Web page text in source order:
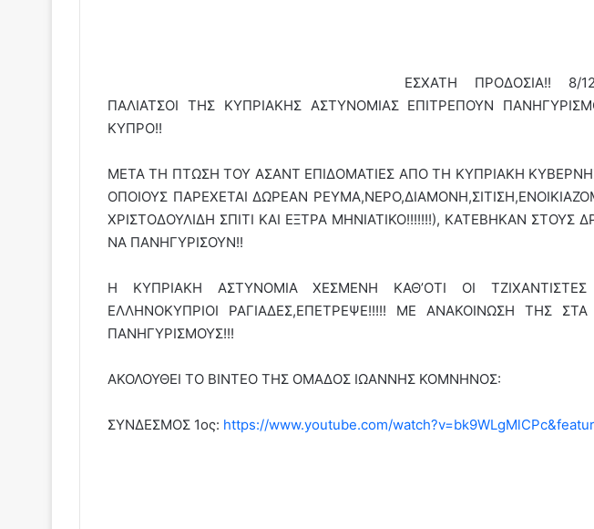
ΕΣΧΑΤΗ ΠΡΟΔΟΣΙΑ!! 8/
ΠΑΛΙΑΤΣΟΙ ΤΗΣ ΚΥΠΡΙΑΚΗΣ ΑΣΤΥΝΟΜΙΑΣ ΕΠΙΤΡΕΠΟΥΝ
ΚΥΠΡΟ!!
ΜΕΤΑ ΤΗ ΠΤΩΣΗ ΤΟΥ ΑΣΑΝΤ ΕΠΙΔΟΜΑΤΙΕΣ ΑΠΟ ΤΗ ΚΥΠΡΙΑΚΗ
ΟΠΟΙΟΥΣ ΠΑΡΕΧΕΤΑΙ ΔΩΡΕΑΝ
ΧΡΙΣΤΟΔΟΥΛΙΔΗ ΣΠΙΤΙ ΚΑΙ ΕΞΤΡΑ ΜΗΝΙΑΤΙΚΟ!!!!!!!), ΚΑΤΕΒΗΚΑΝ ΣΤΟΥΣ
ΝΑ ΠΑΝΗΓΥΡΙΣΟΥΝ!!
Η ΚΥΠΡΙΑΚΗ ΑΣΤΥΝΟΜΙΑ ΧΕΣΜΕΝΗ ΚΑΘ’ΟΤΙ ΟΙ
ΕΛΛΗΝΟΚΥΠΡΙΟΙ ΡΑΓΙΑΔΕΣ,ΕΠΕΤΡΕΨΕ!!!!! ΜΕ ΑΝΑΚΟΙΝΩΣΗ ΤΗΣ
ΠΑΝΗΓΥΡΙΣΜΟΥΣ!!!
ΑΚΟΛΟΥΘΕΙ ΤΟ ΒΙΝΤΕΟ ΤΗΣ ΟΜΑΔΟΣ ΙΩΑΝΝΗΣ ΚΟΜΝΗΝΟΣ:
ΣΥΝΔΕΣΜΟΣ 1ος: https://www.youtube.com/